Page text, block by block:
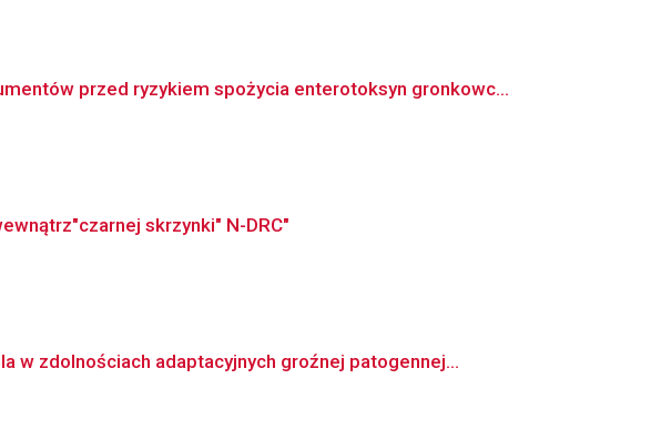
przed ryzykiem spożycia enterotoksyn gronkowc...
skrzynki" N-DRC"
w zdolnościach adaptacyjnych groźnej patogennej...